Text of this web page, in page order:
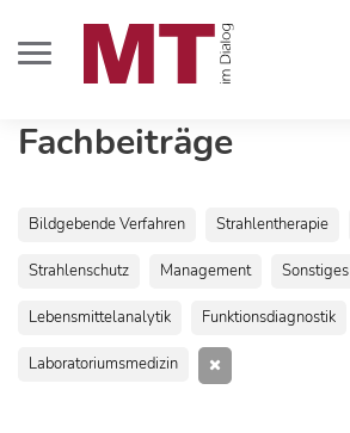
Fachbeiträge
Bildgebende Verfahren Strahlentherapie
Strahlenschutz Management Sonstiges
Lebensmittelanalytik Funktionsdiagnostik
Laboratoriumsmedizin